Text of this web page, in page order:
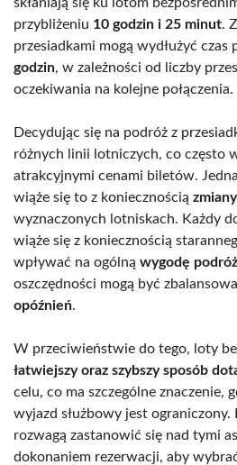
przybliżeniu 10 godzin i 25 minut.
przesiadkami mogą wydłużyć czas
godzin, w zależności od liczby
oczekiwania na kolejne połączenia.
Decydując się na podróż z
różnych linii lotniczych, co często
atrakcyjnymi cenami biletów.
wiąże się to z koniecznością
wyznaczonych lotniskach. Każdy
wiąże się z koniecznością
wpływać na ogólną wygodę
oszczędności mogą być
opóźnień.
W przeciwieństwie do tego, loty
łatwiejszy oraz szybszy sposób
celu, co ma szczególne znaczenie,
wyjazd służbowy jest
rozwagą zastanowić się nad tymi
dokonaniem rezerwacji, aby